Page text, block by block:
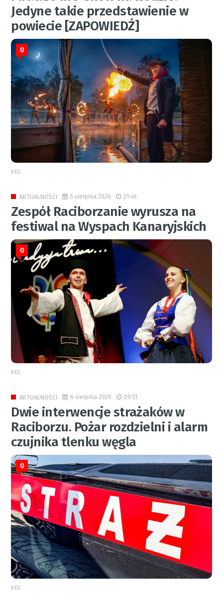
Jedyne takie przedstawienie w
powiecie [ZAPOWIEDŹ]
0
RED.
AKTUALNOŚCI 5 sierpnia 2026 21:46
Zespół Raciborzanie wyrusza na
festiwal na Wyspach Kanaryjskich
0
RED.
AKTUALNOŚCI 6 sierpnia 2026 09:51
Dwie interwencje strażaków w
Raciborzu. Pożar rozdzielni i alarm
czujnika tlenku węgla
0
RED.